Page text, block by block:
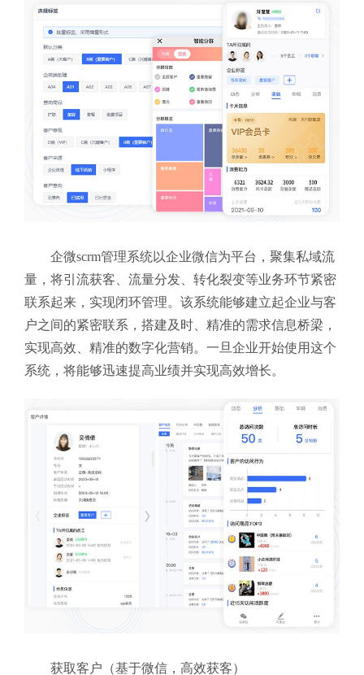
企微scrm管理系统以企业微信为平台，聚集私域流
量，将引流获客、流量分发、转化裂变等业务环节紧密
联系起来，实现闭环管理。该系统能够建立起企业与客
户之间的紧密联系，搭建及时、精准的需求信息桥梁，
实现高效、精准的数字化营销。一旦企业开始使用这个
系统，将能够迅速提高业绩并实现高效增长。
获取客户（基于微信，高效获客）